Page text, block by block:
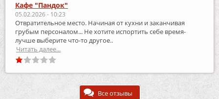
Кафе "Пандок"
05.02.2026 - 10:23
Отвратительное место. Начиная от кухни и заканчивая
грубым персоналом... Не хотите испортить себе время-
лучше выберите что-то другое..
Читать далее...
Все отзывы